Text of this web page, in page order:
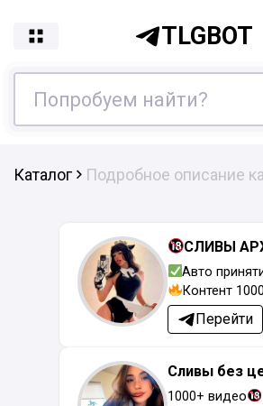
TLGBOT
Каталог Подробное описание
СЛИВЫ
Авто
Контент
Перейти
Сливы без
1000+ видео